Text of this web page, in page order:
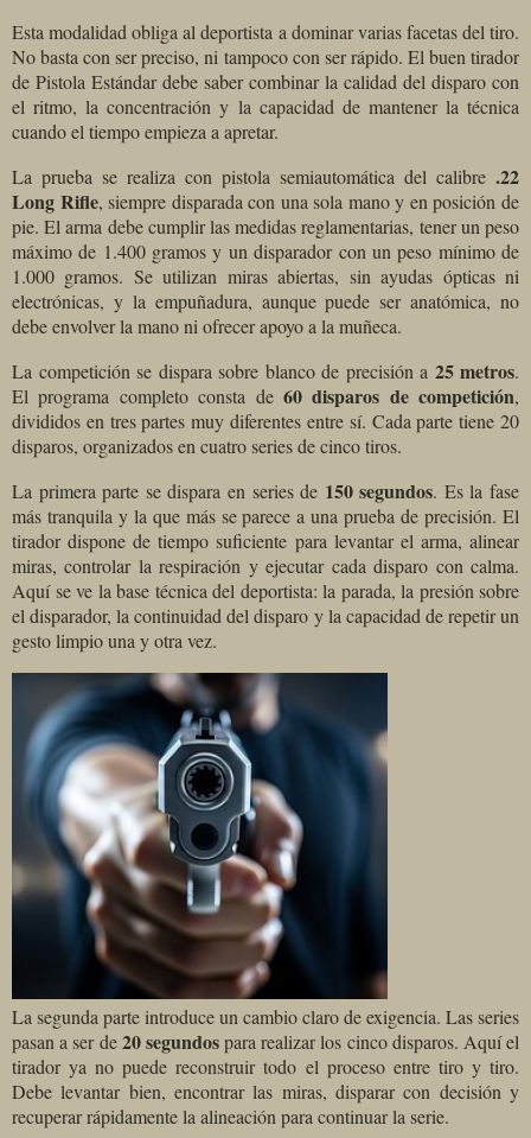
Esta modalidad obliga al deportista a dominar varias facetas del tiro.
No basta con ser preciso, ni tampoco con ser rápido. El buen tirador
de Pistola Estándar debe saber combinar la calidad del disparo con
el ritmo, la concentración y la capacidad de mantener la técnica
cuando el tiempo empieza a apretar.
La prueba se realiza con pistola semiautomática del calibre .22
Long Rifle, siempre disparada con una sola mano y en posición de
pie. El arma debe cumplir las medidas reglamentarias, tener un peso
máximo de 1.400 gramos y un disparador con un peso mínimo de
1.000 gramos. Se utilizan miras abiertas, sin ayudas ópticas ni
electrónicas, y la empuñadura, aunque puede ser anatómica, no
debe envolver la mano ni ofrecer apoyo a la muñeca.
La competición se dispara sobre blanco de precisión a 25 metros.
El programa completo consta de 60 disparos de competición,
divididos en tres partes muy diferentes entre sí. Cada parte tiene 20
disparos, organizados en cuatro series de cinco tiros.
La primera parte se dispara en series de 150 segundos. Es la fase
más tranquila y la que más se parece a una prueba de precisión. El
tirador dispone de tiempo suficiente para levantar el arma, alinear
miras, controlar la respiración y ejecutar cada disparo con calma.
Aquí se ve la base técnica del deportista: la parada, la presión sobre
el disparador, la continuidad del disparo y la capacidad de repetir un
gesto limpio una y otra vez.
La segunda parte introduce un cambio claro de exigencia. Las series
pasan a ser de20 segundospara realizar los cinco disparos. Aquí el
tirador ya no puede reconstruir todo el proceso entre tiro y tiro.
Debe levantar bien, encontrar las miras, disparar con decisión y
recuperar rápidamente la alineación para continuar la serie.